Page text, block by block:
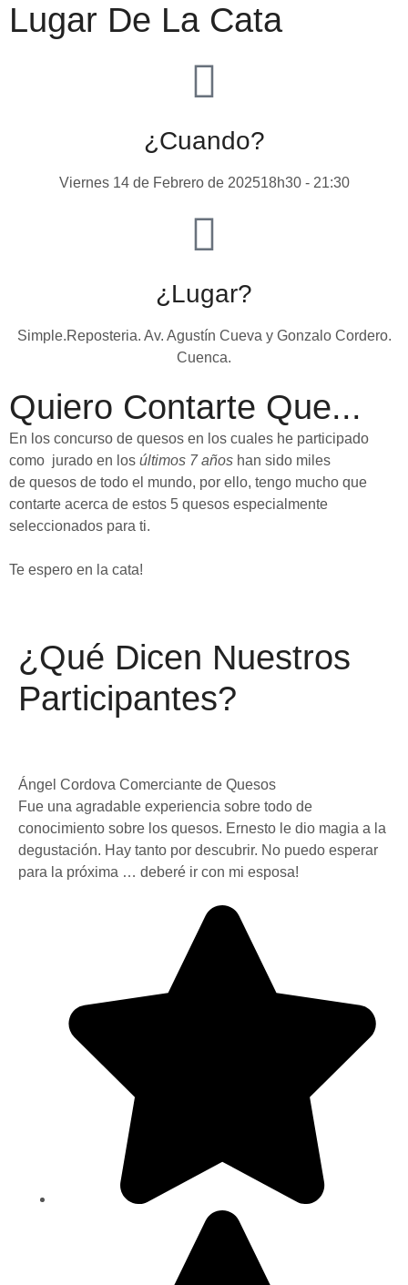
Lugar De La Cata
¿Cuando?
Viernes 14 de Febrero de 202518h30 - 21:30
¿Lugar?
Simple.Reposteria. Av. Agustín Cueva y Gonzalo Cordero.
Cuenca.
Quiero Contarte Que...
En los concurso de quesos en los cuales he participado
como jurado en los últimos 7 años han sido miles
de quesos de todo el mundo, por ello, tengo mucho que
contarte acerca de estos 5 quesos especialmente
seleccionados para ti.
Te espero en la cata!
¿Qué Dicen Nuestros
Participantes?
Ángel Cordova Comerciante de Quesos
Fue una agradable experiencia sobre todo de
conocimiento sobre los quesos. Ernesto le dio magia a la
degustación. Hay tanto por descubrir. No puedo esperar
para la próxima … deberé ir con mi esposa!